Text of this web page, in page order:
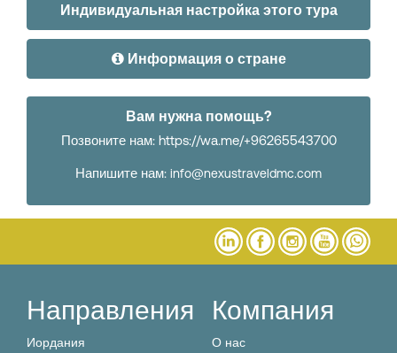
Индивидуальная настройка этого тура
Информация о стране
Вам нужна помощь?
Позвоните нам: https://wa.me/+96265543700
Напишите нам: info@nexustraveldmc.com
Направления
Иордания
Компания
О нас